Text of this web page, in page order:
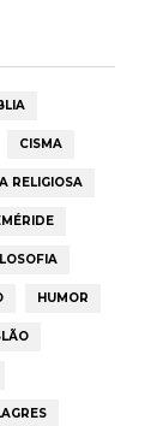
CISMA
RELIGIOSA
HUMOR